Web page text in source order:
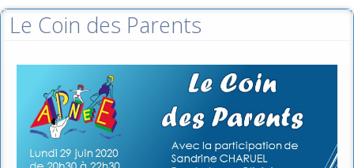
Le Coin des Parents